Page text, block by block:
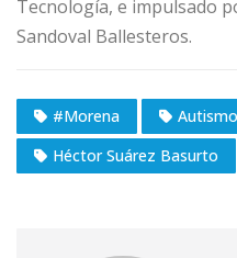
Tecnología, e impulsado
Sandoval Ballesteros.
#Morena
Autismo
Héctor Suárez Basurto